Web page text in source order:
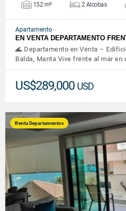
152 m² 2 Alcobas
Apartamento
EN VENTA DEPARTAMENTO
🌊 Departamento en Venta –
Balda, Manta Vive frente al mar en
US$289,000 USD
Renta Departamentos
VER